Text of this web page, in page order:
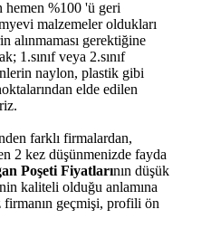
hemen %100 'ü geri
malzemeler oldukları
alınmaması gerektiğine
1.sınıf veya 2.sınıf
naylon, plastik gibi
elde edilen
farklı firmalardan,
2 kez düşünmenizde fayda
Poşeti Fiyatlarının düşük
kaliteli olduğu anlamına
firmanın geçmişi, profili ön